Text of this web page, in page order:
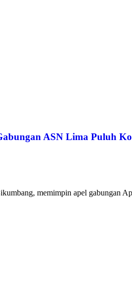
ASN Lima Puluh
memimpin apel gabungan